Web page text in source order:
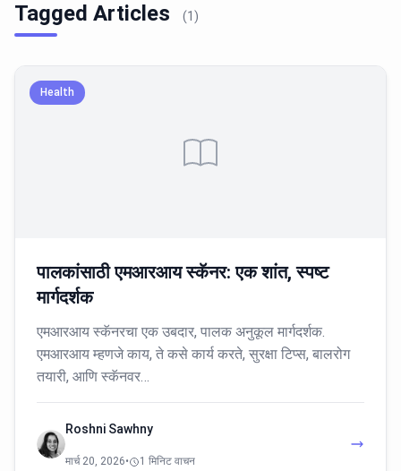
Tagged Articles (1)
Health
पालकांसाठी एमआरआय स्कॅनर: एक शांत, स्पष्ट
मार्गदर्शक
एमआरआय स्कॅनरचा एक उबदार, पालक अनुकूल मार्गदर्शक.
एमआरआय म्हणजे काय, ते कसे कार्य करते, सुरक्षा टिप्स, बालरोग
तयारी, आणि स्कॅनवर…
Roshni Sawhny
मार्च 20, 2026• 1 मिनिट वाचन